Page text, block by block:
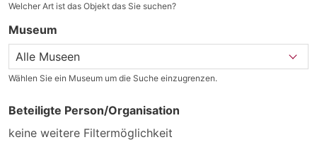
Welcher Art ist das Objekt das Sie suchen?
Museum
Wählen Sie ein Museum um die Suche einzugrenzen.
Beteiligte Person/Organisation
keine weitere Filtermöglichkeit